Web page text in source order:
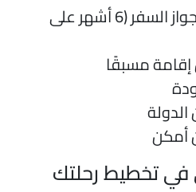
التأكد من صلاحية جواز السفر (6 أشهر على
مسبقًا
تخطيط رحلتك